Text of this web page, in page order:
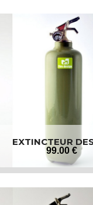
EXTINCTEUR
GRAPHIQUE
99.00 €